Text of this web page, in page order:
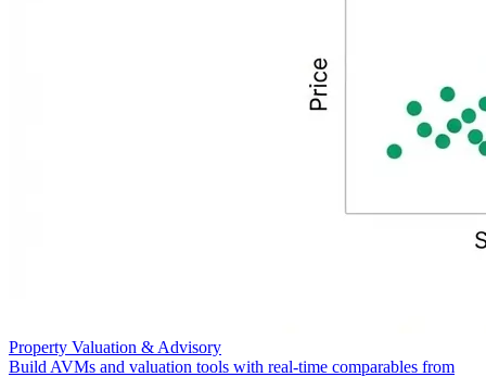
Property Valuation & Advisory
Build AVMs and valuation tools with real-time comparables from